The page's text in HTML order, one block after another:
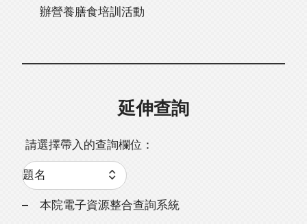
辦營養膳食培訓活動
延伸查詢
請選擇帶入的查詢欄位：
本院電子資源整合查詢系統